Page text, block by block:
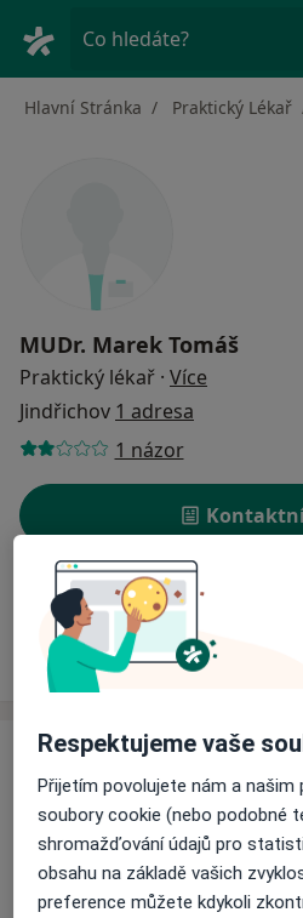
Co hledáte?
Hlavní Stránka Praktický Lékař
MUDr. Marek Tomáš
Praktický lékař · Více
Jindřichov 1 adresa
1 názor
Ceník Adresy
Ceník
Informace o službách a
Tento specialista ještě
svých
Respektujeme vaše
Přijetím povolujete nám a našim
soubory cookie (nebo podobné
shromažďování údajů pro
obsahu na základě vašich
preference můžete kdykoli